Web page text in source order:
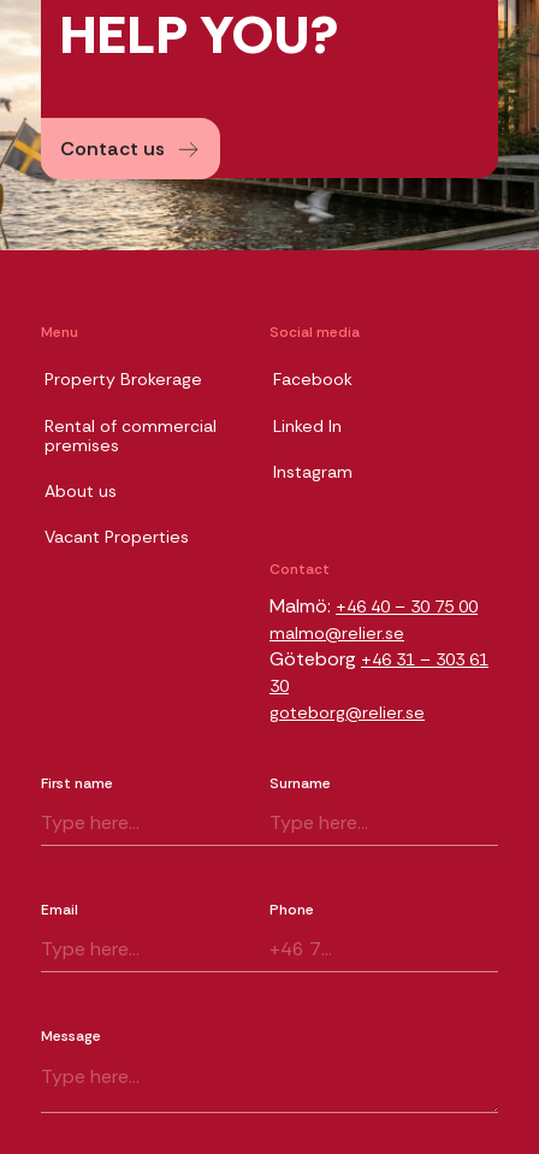
HELPYOU?
Contact us
Menu
Property Brokerage
Rental of commercial
premises
About us
Vacant Properties
Social media
Facebook
Linked In
Instagram
Contact
Malmö: +46 40 – 30 75 00
malmo@relier.se
Göteborg +46 31 – 303 61
30
goteborg@relier.se
First name Surname
Email Phone
Message